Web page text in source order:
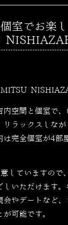
室でお楽
内空間と個室で
リラックスしな
は完全個室が4部
していますので
しいただけます。
会やデートなど
可能です。